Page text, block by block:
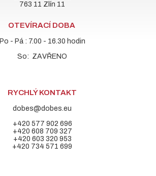
763 11 Zlín 11
OTEVÍRACÍ DOBA
Po - Pá : 7.00 - 16.30 hodin
So: ZAVŘENO
RYCHLÝ KONTAKT
dobes@dobes.eu
+420 577 902 696
+420 608 709 327
+420 603 320 953
+420 734 571 699